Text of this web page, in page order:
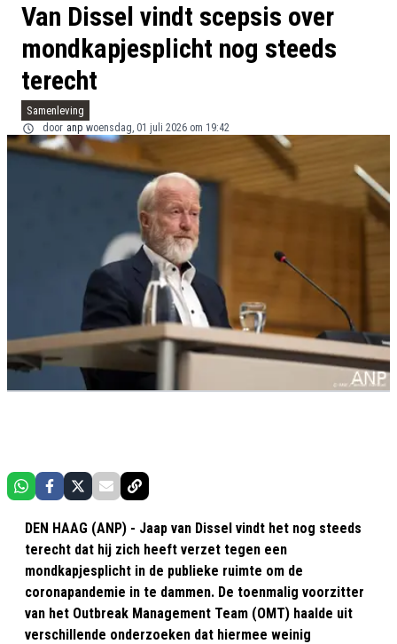
Van Dissel vindt scepsis over
mondkapjesplicht nog steeds
terecht
Samenleving
door anp woensdag, 01 juli 2026 om 19:42
DEN HAAG (ANP) - Jaap van Dissel vindt het nog steeds
terecht dat hij zich heeft verzet tegen een
mondkapjesplicht in de publieke ruimte om de
coronapandemie in te dammen. De toenmalig voorzitter
van het Outbreak Management Team (OMT) haalde uit
verschillende onderzoeken dat hiermee weinig